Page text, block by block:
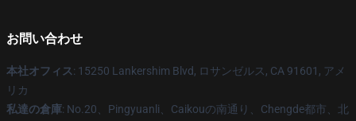
お問い合わせ
本社オフィス: 15250 Lankershim Blvd, ロサンゼルス, CA 91601, アメ
リカ
私達の倉庫: No.20、Pingyuanli、Caikouの南通り、Chengde都市、北